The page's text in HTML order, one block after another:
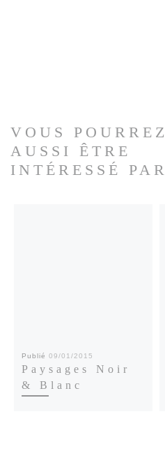
VOUS POURREZ
AUSSI ÊTRE
INTÉRESSÉ PAR
Publié09/01/2015
Paysages Noir
& Blanc